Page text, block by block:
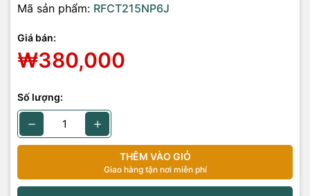
Mã sản phẩm: RFCT215NP6J
Giá bán:
₩380,000
Số lượng:
THÊM VÀO GIỎ
Giao hàng tận nơi miễn phí